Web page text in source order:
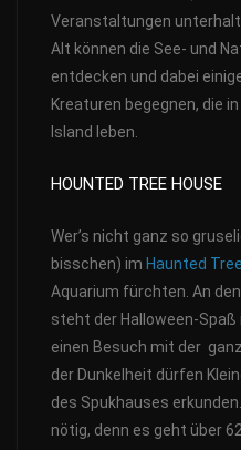
Veranstaltungen
Alt können die See- und
entdecken und dabei
Kreaturen begegnen, die
Island leben.
HOUNTED TREE HOUSE
Wer’s nicht ganz so
bisschen) im Haunted
Aquarium fürchten. An
steht der Halloween-
einen Besuch mit der
der Dunkelheit dürfen
des Spukhauses
nötig, denn es geht über